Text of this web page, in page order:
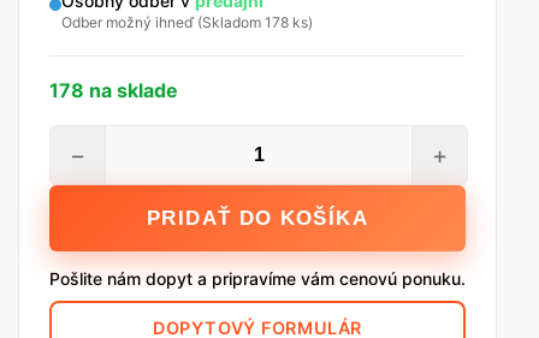
Odber možný ihneď (Skladom 178 ks)
178 na sklade
450
PDK,
− +
PRIDAŤ DO KOŠÍKA
Pošlite nám dopyt a pripravíme vám cenovú ponuku.
DOPYTOVÝ FORMULÁR